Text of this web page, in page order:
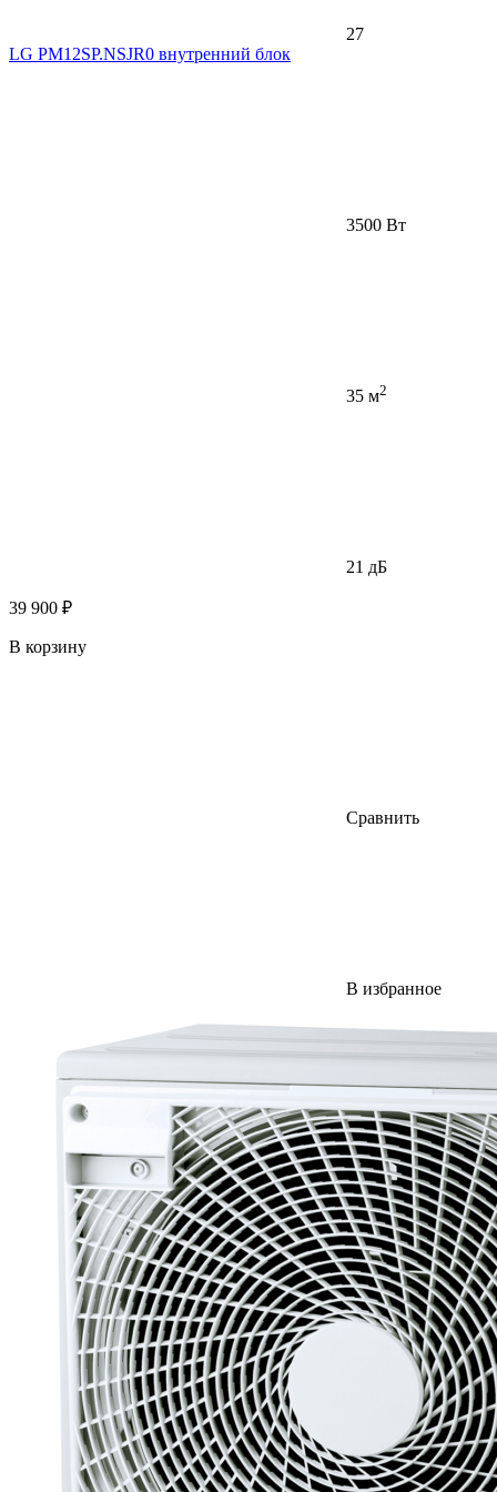
27
LG PM12SP.NSJR0 внутренний блок
3500 Вт
35 м2
21 дБ
39 900 ₽
В корзину
Сравнить
В избранное